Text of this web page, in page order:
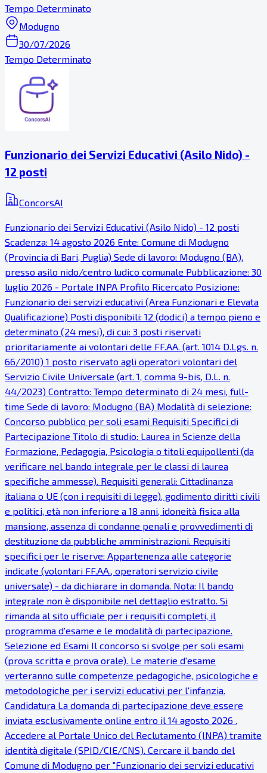
Tempo Determinato
Modugno
30/07/2026
Tempo Determinato
Funzionario dei Servizi Educativi (Asilo Nido) -
12 posti
ConcorsAI
Funzionario dei Servizi Educativi (Asilo Nido) - 12 posti
Scadenza: 14 agosto 2026 Ente: Comune di Modugno
(Provincia di Bari, Puglia) Sede di lavoro: Modugno (BA),
presso asilo nido/centro ludico comunale Pubblicazione: 30
luglio 2026 - Portale INPA Profilo Ricercato Posizione:
Funzionario dei servizi educativi (Area Funzionari e Elevata
Qualificazione) Posti disponibili: 12 (dodici) a tempo pieno e
determinato (24 mesi), di cui: 3 posti riservati
prioritariamente ai volontari delle FF.AA. (art. 1014 D.Lgs. n.
66/2010) 1 posto riservato agli operatori volontari del
Servizio Civile Universale (art. 1, comma 9-bis, D.L. n.
44/2023) Contratto: Tempo determinato di 24 mesi, full-
time Sede di lavoro: Modugno (BA) Modalità di selezione:
Concorso pubblico per soli esami Requisiti Specifici di
Partecipazione Titolo di studio: Laurea in Scienze della
Formazione, Pedagogia, Psicologia o titoli equipollenti (da
verificare nel bando integrale per le classi di laurea
specifiche ammesse). Requisiti generali: Cittadinanza
italiana o UE (con i requisiti di legge), godimento diritti civili
e politici, età non inferiore a 18 anni, idoneità fisica alla
mansione, assenza di condanne penali e provvedimenti di
destituzione da pubbliche amministrazioni. Requisiti
specifici per le riserve: Appartenenza alle categorie
indicate (volontari FF.AA., operatori servizio civile
universale) - da dichiarare in domanda. Nota: Il bando
integrale non è disponibile nel dettaglio estratto. Si
rimanda al sito ufficiale per i requisiti completi, il
programma d'esame e le modalità di partecipazione.
Selezione ed Esami Il concorso si svolge per soli esami
(prova scritta e prova orale). Le materie d'esame
verteranno sulle competenze pedagogiche, psicologiche e
metodologiche per i servizi educativi per l'infanzia.
Candidatura La domanda di partecipazione deve essere
inviata esclusivamente online entro il 14 agosto 2026 .
Accedere al Portale Unico del Reclutamento (INPA) tramite
identità digitale (SPID/CIE/CNS). Cercare il bando del
Comune di Modugno per "Funzionario dei servizi educativi